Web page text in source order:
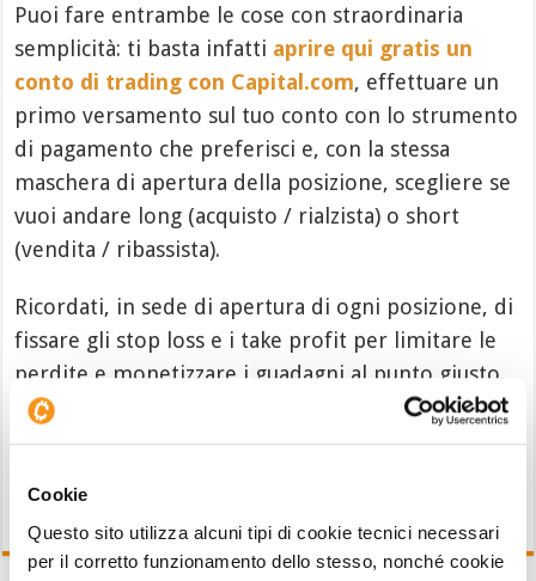
Cookie
Questo sito utilizza alcuni tipi di cookie tecnici necessari
per il corretto funzionamento dello stesso, nonché cookie
Puoi fare entrambe le cose con straordinaria
semplicità: ti basta infatti aprire qui gratis un
conto di trading con Capital.com, effettuare un
primo versamento sul tuo conto con lo strumento
di pagamento che preferisci e, con la stessa
maschera di apertura della posizione, scegliere se
vuoi andare long (acquisto / rialzista) o short
(vendita / ribassista).
Ricordati, in sede di apertura di ogni posizione, di
fissare gli stop loss e i take profit per limitare le
perdite e monetizzare i guadagni al punto giusto.
Buon trading!